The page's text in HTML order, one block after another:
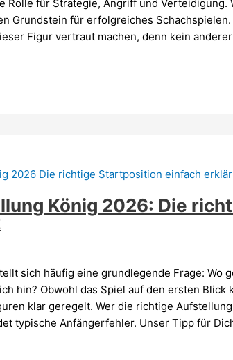
Rolle für Strategie, Angriff und Verteidigung.
Grundstein für erfolgreiches
Figur vertraut machen, denn kein
König 2026: Die
sich häufig eine grundlegende Frage: Wo
hin? Obwohl das Spiel auf den ersten
klar geregelt. Wer die richtige
typische Anfängerfehler. Unser Tipp für